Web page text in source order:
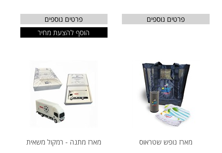
פרטים נוספים
פרטים נוספים
הוסף להצעת מחיר
מארז נופש שטראוס מארז מתנה - רמקול משאית